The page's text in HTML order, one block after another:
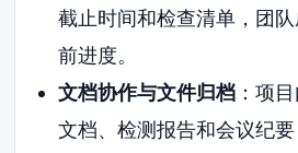
截止时间和检查清单，团
前进度。
文档协作与文件归档：项
文档、检测报告和会议纪要